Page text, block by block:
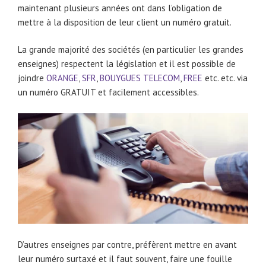
maintenant plusieurs années ont dans l’obligation de
mettre à la disposition de leur client un numéro gratuit.
La grande majorité des sociétés (en particulier les grandes
enseignes) respectent la législation et il est possible de
joindre ORANGE,SFR,BOUYGUES TELECOM,FREE etc. etc. via
un numéro GRATUIT et facilement accessibles.
D’autres enseignes par contre, préfèrent mettre en avant
leur numéro surtaxé et il faut souvent, faire une fouille